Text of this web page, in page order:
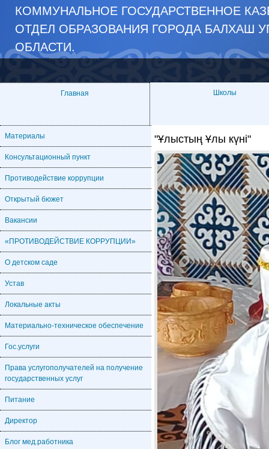
КОММУНАЛЬНОЕ ГОСУДАРСТВЕННОЕ
ОТДЕЛ ОБРАЗОВАНИЯ ГОРОДА БАЛХАШ
ОБЛАСТИ.
Главная Школы
Материалы
Консультационный пункт
Противодействие коррупции
Открытый бюжет
Вакансии
«ПРОТИВОДЕЙСТВИЕ КОРРУПЦИИ»
О детском саде
Устав
Локальные акты
Материально-техническое обеспечение
Гос.услуги
Права услугополучателей на получение
государственных услуг
Питание
Директор
Блог мед.работника
"Ұлыстың Ұлы күні"